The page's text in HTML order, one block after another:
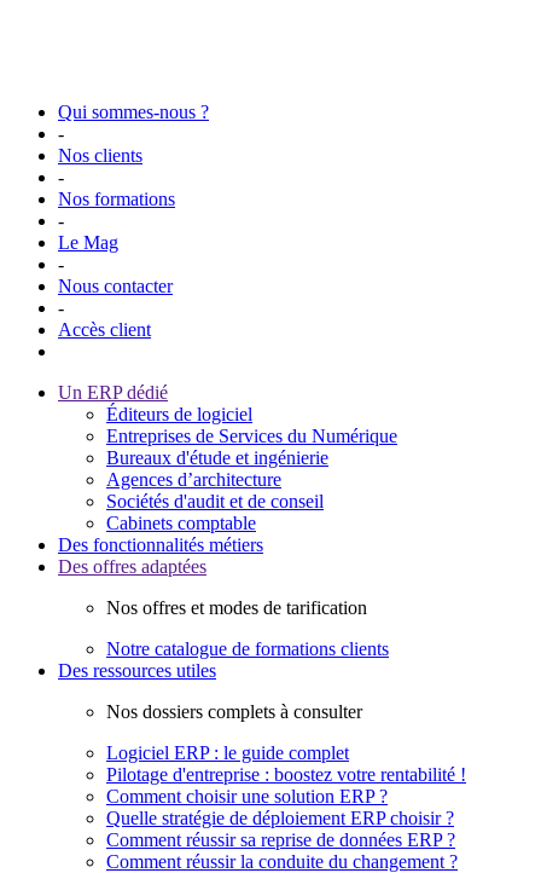
Qui sommes-nous ?
-
Nos clients
-
Nos formations
-
Le Mag
-
Nous contacter
-
Accès client
Un ERP dédié
Éditeurs de logiciel
Entreprises de Services du Numérique
Bureaux d'étude et ingénierie
Agences d’architecture
Sociétés d'audit et de conseil
Cabinets comptable
Des fonctionnalités métiers
Des offres adaptées
Nos offres et modes de tarification
Notre catalogue de formations clients
Des ressources utiles
Nos dossiers complets à consulter
Logiciel ERP : le guide complet
Pilotage d'entreprise : boostez votre rentabilité !
Comment choisir une solution ERP ?
Quelle stratégie de déploiement ERP choisir ?
Comment réussir sa reprise de données ERP ?
Comment réussir la conduite du changement ?